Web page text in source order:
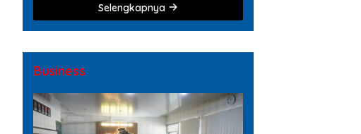
Selengkapnya
Business